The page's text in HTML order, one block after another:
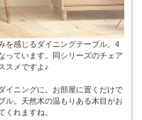
を感じるダイニングテーブル。4
っています。同シリーズのチェア
スメですよ♪
イニングに。お部屋に置くだけで
ル。天然木の温もりある木目がお
くれますね。